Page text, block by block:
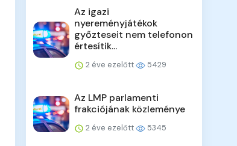
Az igazi
nyereményjátékok
győzteseit nem telefonon
értesítik...
2 éve ezelőtt 5429
Az LMP parlamenti
frakciójának közleménye
2 éve ezelőtt 5345